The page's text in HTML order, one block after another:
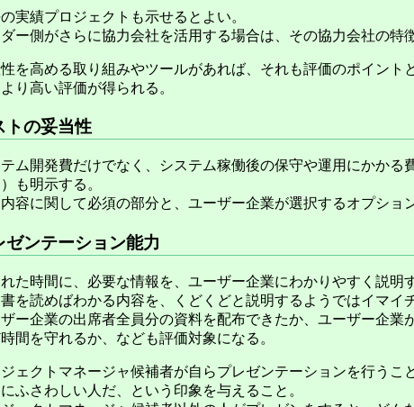
実績プロジェクトも示せるとよい。
ー側がさらに協力会社を活用する場合は、その協力会社の特
を高める取り組みやツールがあれば、それも評価のポイン
り高い評価が得られる。
トの妥当性
ム開発費だけでなく、システム稼働後の保守や運用にかか
も明示する。
容に関して必須の部分と、ユーザー企業が選択するオプシ
ゼンテーション能力
た時間に、必要な情報を、ユーザー企業にわかりやすく説明
を読めばわかる内容を、くどくどと説明するようではイマイ
ー企業の出席者全員分の資料を配布できたか、ユーザー企
間を守れるか、なども評価対象になる。
ェクトマネージャ候補者が自らプレゼンテーションを行う
ふさわしい人だ、という印象を与えること。